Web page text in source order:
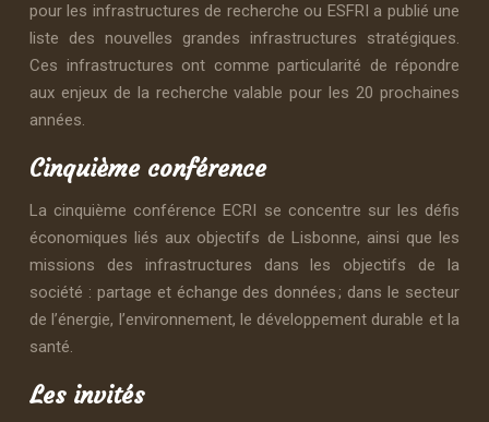
pour les infrastructures de recherche ou ESFRI a publié une
liste des nouvelles grandes infrastructures stratégiques.
Ces infrastructures ont comme particularité de répondre
aux enjeux de la recherche valable pour les 20 prochaines
années.
Cinquième conférence
La cinquième conférence ECRI se concentre sur les défis
économiques liés aux objectifs de Lisbonne, ainsi que les
missions des infrastructures dans les objectifs de la
société : partage et échange des données ; dans le secteur
de l’énergie, l’environnement, le développement durable et la
santé.
Les invités